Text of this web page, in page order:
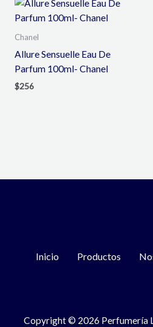
Chanel
Allure Sensuelle Eau De
Parfum 100ml- Chanel
$256
Inicio Productos
Copyright © 2026 Perfumería